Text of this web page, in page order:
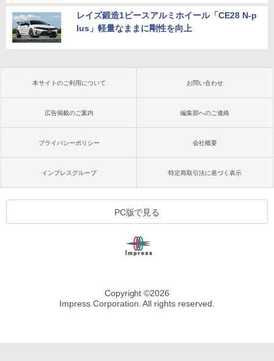
レイズ鍛造1ピースアルミホイール「CE28 N-p
lus」軽量なままに剛性を向上
本サイトのご利用について お問い合わせ
広告掲載のご案内 編集部へのご連絡
プライバシーポリシー 会社概要
インプレスグループ 特定商取引法に基づく表示
PC版で見る
Copyright ©2026
Impress Corporation. All rights reserved.